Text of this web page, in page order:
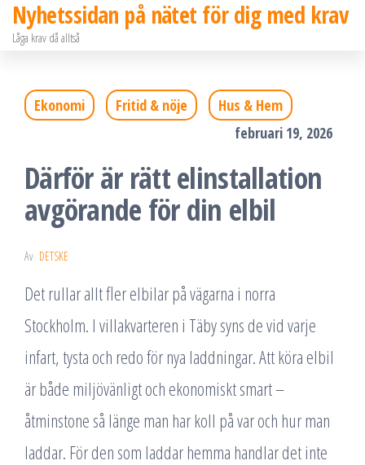
Hoppa
till
Nyhetssidan på nätet för dig med krav
Låga krav då alltså
Ekonomi Fritid & nöje
Hus & Hem
februari 19, 2026
Därför är rätt elinstallation
avgörande för din elbil
Av DETSKE
Det rullar allt fler elbilar på vägarna i norra
Stockholm. I villakvarteren i Täby syns de vid varje
infart, tysta och redo för nya laddningar. Att köra elbil
är både miljövänligt och ekonomiskt smart –
åtminstone så länge man har koll på var och hur man
laddar. För den som laddar hemma handlar det inte